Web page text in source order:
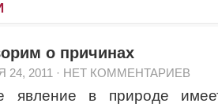
о причинах
2011 · НЕТ КОММЕНТАРИЕВ
явление в природе